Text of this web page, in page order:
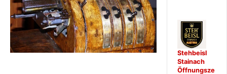
Stehbeisl
Stainach
Öffnungsze